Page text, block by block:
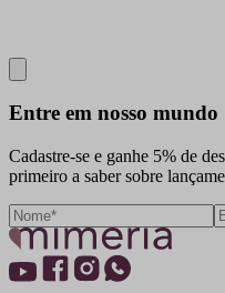
Entre em nosso mundo
Cadastre-se e ganhe 5% de
primeiro a saber sobre